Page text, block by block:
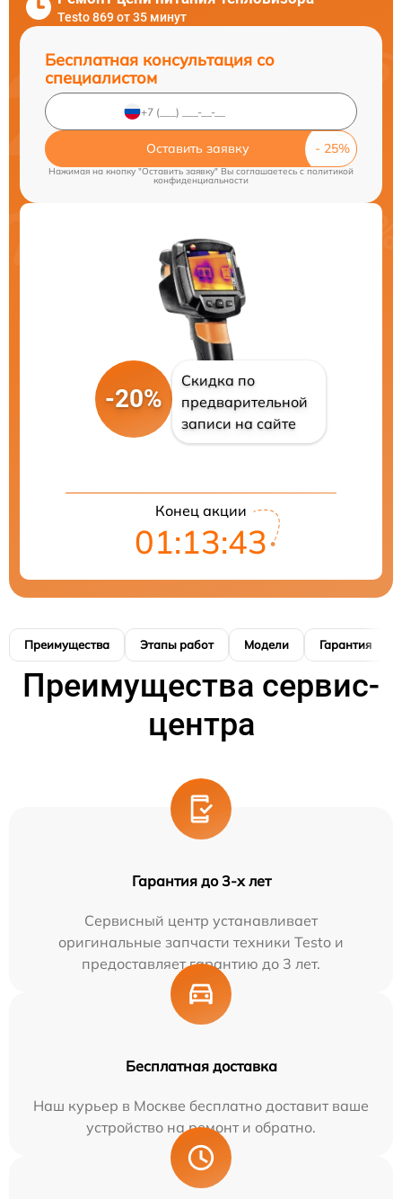
Testo 869 от 35 минут
Бесплатная консультация со
специалистом
Оставить заявку
Нажимая на кнопку "Оставить заявку" Вы соглашаетесь cполитикой
конфиденциальности
-20%
Скидка по
предварительной
записи на сайте
Конец акции
01:13:42
Преимущества Этапы работ Модели Гарантия
Преимущества сервис-
центра
Гарантия до 3-х лет
Сервисный центр устанавливает
оригинальные запчасти техники Testo и
предоставляет гарантию до 3 лет.
Бесплатная доставка
Наш курьер в Москве бесплатно доставит ваше
устройство на ремонт и обратно.